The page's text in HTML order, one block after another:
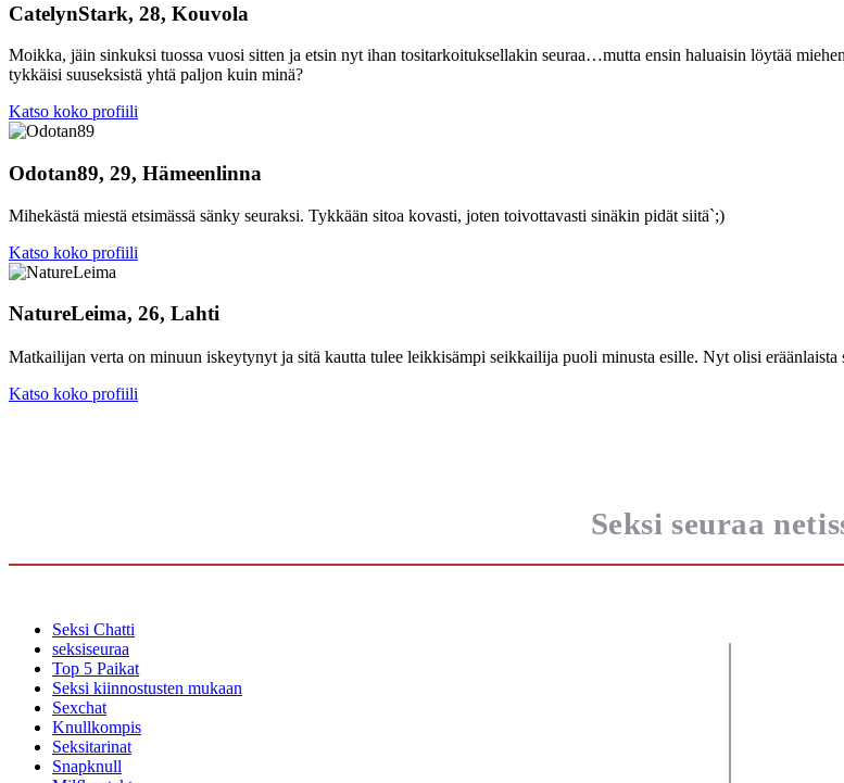
CatelynStark, 28, Kouvola
Moikka, jäin sinkuksi tuossa vuosi sitten ja etsin nyt ihan tositarkoituksellakin seuraa…mutta ensin haluaisin löytää
tykkäisi suuseksistä yhtä paljon kuin minä?
Katso koko profiili
Odotan89, 29, Hämeenlinna
Mihekästä miestä etsimässä sänky seuraksi. Tykkään sitoa kovasti, joten toivottavasti sinäkin pidät siitä`;)
Katso koko profiili
NatureLeima, 26, Lahti
Matkailijan verta on minuun iskeytynyt ja sitä kautta tulee leikkisämpi seikkailija puoli minusta esille. Nyt olisi
Katso koko profiili
Seksi seuraa
Seksi Chatti
seksiseuraa
Top 5 Paikat
Seksi kiinnostusten mukaan
Sexchat
Knullkompis
Seksitarinat
Snapknull